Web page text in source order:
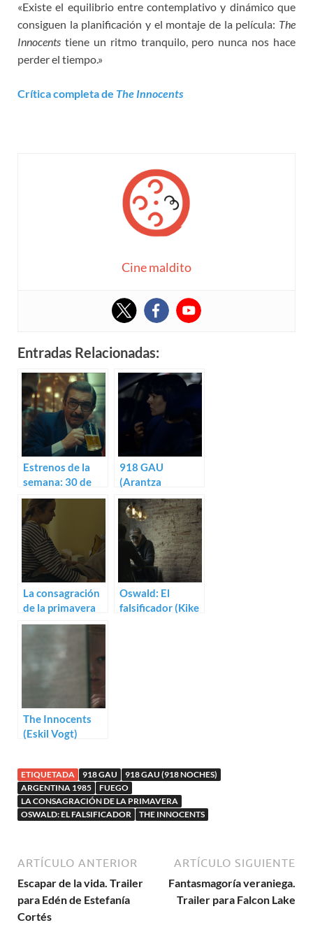
«Existe el equilibrio entre contemplativo y dinámico que
consiguen la planificación y el montaje de la película: The
Innocents tiene un ritmo tranquilo, pero nunca nos hace
perder el tiempo.»
Crítica completa de The Innocents
Cine maldito
Entradas Relacionadas:
Estrenos de la
semana: 30 de
septiembre
(2022)
918 GAU
(Arantza
Santesteban)
La consagración
de la primavera
(Fernando
Franco)
Oswald: El
falsificador (Kike
The Innocents
(Eskil Vogt)
ETIQUETADA 918 GAU
918 GAU (918 NOCHES)
ARGENTINA 1985
FUEGO
LA CONSAGRACIÓN DE LA PRIMAVERA
OSWALD: EL FALSIFICADOR
THE INNOCENTS
ARTÍCULO ANTERIOR
Escapar de la vida. Trailer
para Edén de Estefanía
Cortés
ARTÍCULO SIGUIENTE
Fantasmagoría veraniega.
Trailer para Falcon Lake